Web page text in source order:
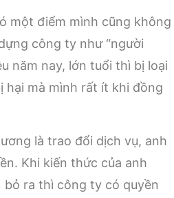
một điểm mình cũng không
công ty như “người
năm nay, lớn tuổi thì bị loại
hại mà mình rất ít khi đồng
là trao đổi dịch vụ, anh
Khi kiến thức của anh
ra thì công ty có quyền